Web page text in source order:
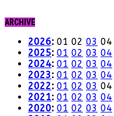
ARCHIVE
2026: 01 02 03 04
2025: 01 02 03 04
2024: 01 02 03 04
2023: 01 02 03 04
2022: 01 02 03 04
2021: 01 02 03 04
2020: 01 02 03 04